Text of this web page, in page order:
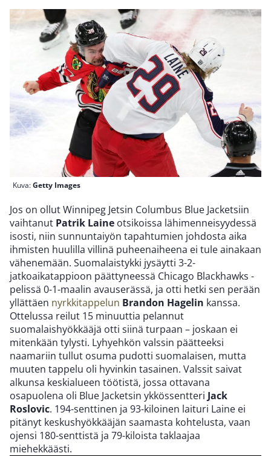
Kuva:Getty Images
Jos on ollut Winnipeg Jetsin Columbus Blue Jacketsiin
vaihtanut Patrik Laine otsikoissa lähimenneisyydessä
isosti, niin sunnuntaiyön tapahtumien johdosta aika
ihmisten huulilla villinä puheenaiheena ei tule ainakaan
vähenemään. Suomalaistykki jysäytti 3-2-
jatkoaikatappioon päättyneessä Chicago Blackhawks -
pelissä 0-1-maalin avauserässä, ja otti hetki sen perään
yllättäen nyrkkitappelun Brandon Hagelin kanssa.
Ottelussa reilut 15 minuuttia pelannut
suomalaishyökkääjä otti siinä turpaan – joskaan ei
mitenkään tylysti. Lyhyehkön valssin päätteeksi
naamariin tullut osuma pudotti suomalaisen, mutta
muuten tappelu oli hyvinkin tasainen. Valssit saivat
alkunsa keskialueen töötistä, jossa ottavana
osapuolena oli Blue Jacketsin ykkössentteri Jack
Roslovic. 194-senttinen ja 93-kiloinen laituri Laine ei
pitänyt keskushyökkääjän saamasta kohtelusta, vaan
ojensi 180-senttistä ja 79-kiloista taklaajaa
miehekkäästi.